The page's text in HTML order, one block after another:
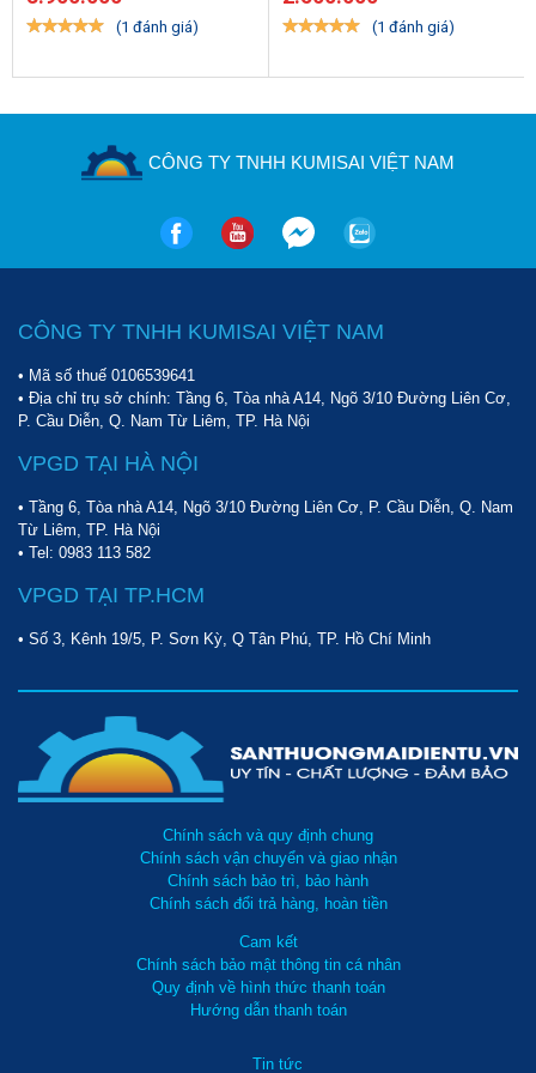
Vận hành êm ái, độ ồn nhỏ
modelPuma GX-20300(20HP)đã được trang bị lớp vỏ cách
thanh của máy không quá lớn, không ảnh hưởng đến các hoạt
động của mọi người xung quanh.
Hiện nay những model này đã được nhập sẵn về tại showroom
của Sàn thương mại Hoàng Liên
Puma GX-20300(20HP)quý vị vui lòng liên hệ ngay hotline
09123 70282.
(1 đánh giá) (1 đánh giá)
CÔNG TY TNHH KUMISAI VIỆT NAM
CÔNG TY TNHH KUMISAI VIỆT NAM
• Mã số thuế 0106539641
• Địa chỉ trụ sở chính: Tầng 6, Tòa nhà A14, Ngõ 3/10 Đường Liên Cơ,
P. Cầu Diễn, Q. Nam Từ Liêm, TP. Hà Nội
VPGD TẠI HÀ NỘI
• Tầng 6, Tòa nhà A14, Ngõ 3/10 Đường Liên Cơ, P. Cầu Diễn, Q. Nam
Từ Liêm, TP. Hà Nội
• Tel: 0983 113 582
VPGD TẠI TP.HCM
• Số 3, Kênh 19/5, P. Sơn Kỳ, Q Tân Phú, TP. Hồ Chí Minh
Chính sách và quy định chung
Chính sách vận chuyển và giao nhận
Chính sách bảo trì, bảo hành
Chính sách đổi trả hàng, hoàn tiền
Cam kết
Chính sách bảo mật thông tin cá nhân
Quy định về hình thức thanh toán
Hướng dẫn thanh toán
Tin tức